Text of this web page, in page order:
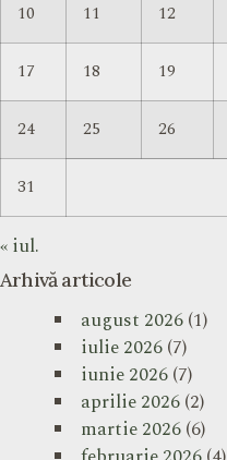
10 11 12
17 18 19
24 25 26
31
« iul.
Arhivă articole
august 2026(1)
iulie 2026(7)
iunie 2026(7)
aprilie 2026(2)
martie 2026(6)